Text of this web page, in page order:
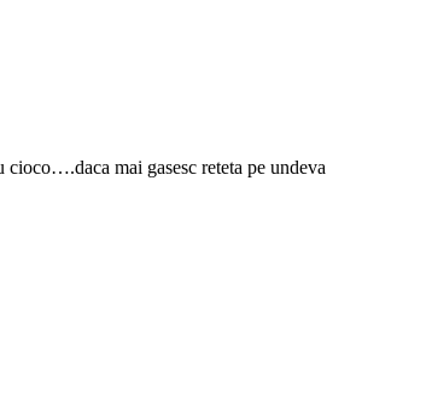
mai gasesc reteta pe undeva